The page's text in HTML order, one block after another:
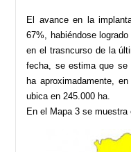
El avance en la
67%, habiéndose
en el trasncurso de la
fecha, se estima que se
ha aproximadamente,
ubica en 245.000 ha.
En el Mapa 3 se muestra